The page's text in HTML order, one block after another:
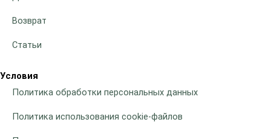
Возврат
Статьи
Условия
Политика обработки персональных данных
Политика использования cookie-файлов